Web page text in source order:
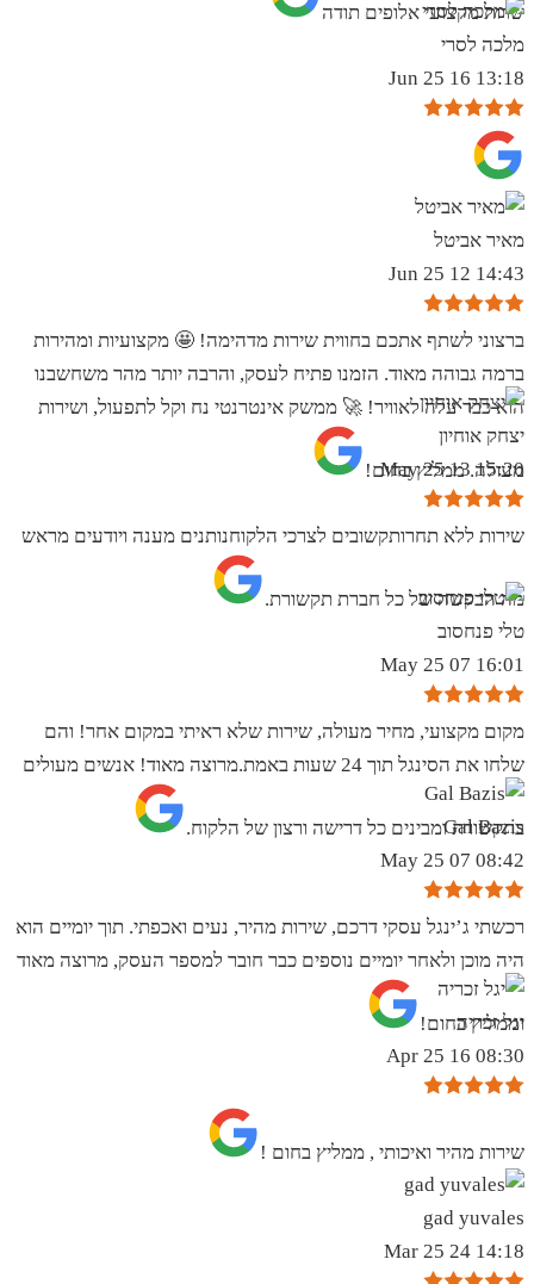
שרות מקצועי אלופים תודה
מלכה לסרי
13:18 16 Jun 25
מאיר אביטל
14:43 12 Jun 25
ברצוני לשתף אתכם בחווית שירות מדהימה! 🤩 מקצועיות ומהירות
ברמה גבוהה מאוד. הזמנו פתיח לעסק, והרבה יותר מהר משחשבנו
הוא כבר עלה לאוויר! 🚀 ממשק אינטרנטי נח וקל לתפעול, ושירות
מעולה. ממליץ בחום!
יצחק אוחיון
15:20 13 May 25
שירות ללא תחרותקשובים לצרכי הלקוחנותנים מענה ויודעים מראש
מה הבקשה של כל חברת תקשורת.
טלי פנחסוב
16:01 07 May 25
מקום מקצועי, מחיר מעולה, שירות שלא ראיתי במקום אחר! והם
שלחו את הסינגל תוך 24 שעות באמת.מרוצה מאוד! אנשים מעולים
בתקשורת ומבינים כל דרישה ורצון של הלקוח.
Gal Bazis
08:42 07 May 25
רכשתי ג’ינגל עסקי דרכם, שירות מהיר, נעים ואכפתי. תוך יומיים הוא
היה מוכן ולאחר יומיים נוספים כבר חובר למספר העסק, מרוצה מאוד
וממליץ בחום!
יגל זכריה
08:30 16 Apr 25
שירות מהיר ואיכותי , ממליץ בחום !
gad yuvales
14:18 24 Mar 25